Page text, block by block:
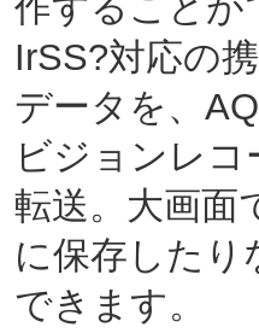
IrSS?対応の
データを、
ビジョンレ
転送。大画面
に保存したり
できます。